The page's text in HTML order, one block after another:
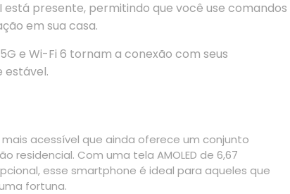
está presente, permitindo que você use comandos
em sua casa.
e Wi-Fi 6 tornam a conexão com seus
estável.
acessível que ainda oferece um conjunto
Com uma tela AMOLED de 6,67
esse smartphone é ideal para aqueles que
fortuna.